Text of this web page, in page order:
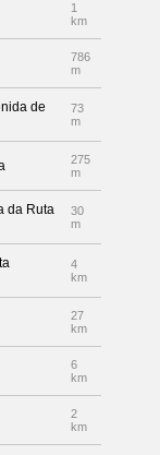
1
km
786
m
de
73
m
275
m
da Ruta
30
m
4
km
27
km
6
km
2
km